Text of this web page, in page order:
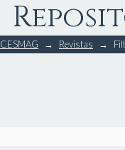
→ Revistas →